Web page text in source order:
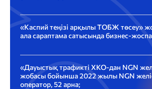
«Каспий теңізі арқылы ТОБЖ төсеу»
ала сараптама сатысында бизнес-
«Дауыстық трафикті ХКО-дан NGN
жобасы бойынша 2022 жылы NGN
оператор, 52 арна;